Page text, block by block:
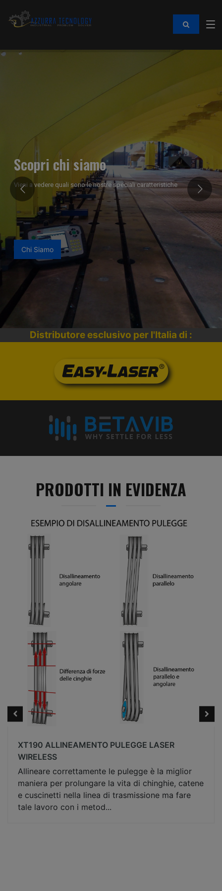
Scopri chi siamo
Vieni a vedere quali sono le nostre speciali caratteristiche
Chi Siamo
Distributore esclusivo per l'Italia di :
PRODOTTI IN EVIDENZA
XT190 ALLINEAMENTO PULEGGE LASER
WIRELESS
Allineare correttamente le pulegge è la miglior
maniera per prolungare la vita di chinghie, catene
e cuscinetti nella linea di trasmissione ma fare
tale lavoro con i metod...